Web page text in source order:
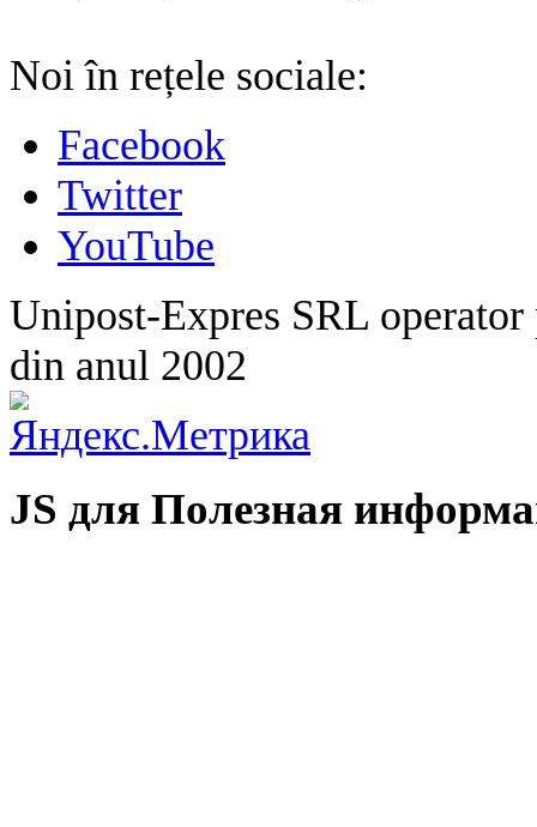
Noi în rețele sociale:
Facebook
Twitter
YouTube
Unipost-Expres SRL
din anul 2002
JS для Полезная